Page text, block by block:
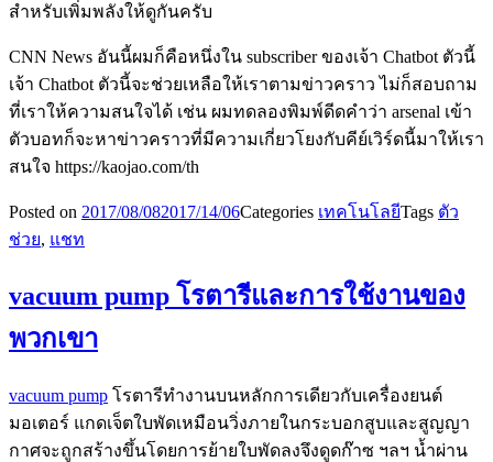
สำหรับเพิ่มพลังให้ดูกันครับ
CNN News อันนี้ผมก็คือหนึ่งใน subscriber ของเจ้า Chatbot ตัวนี้
เจ้า Chatbot ตัวนี้จะช่วยเหลือให้เราตามข่าวคราว ไม่ก็สอบถาม
ที่เราให้ความสนใจได้ เช่น ผมทดลองพิมพ์ดีดคำว่า arsenal เข้า
ตัวบอทก็จะหาข่าวคราวที่มีความเกี่ยวโยงกับคีย์เวิร์ดนี้มาให้เรา
สนใจ https://kaojao.com/th
Posted on 2017/08/082017/14/06Categories เทคโนโลยีTags ตัว
ช่วย, แชท
vacuum pump โรตารีและการใช้งานของ
พวกเขา
vacuum pump โรตารีทำงานบนหลักการเดียวกับเครื่องยนต์
มอเตอร์ แกดเจ็ตใบพัดเหมือนวิ่งภายในกระบอกสูบและสูญญา
กาศจะถูกสร้างขึ้นโดยการย้ายใบพัดลงจึงดูดก๊าซ ฯลฯ น้ำผ่าน